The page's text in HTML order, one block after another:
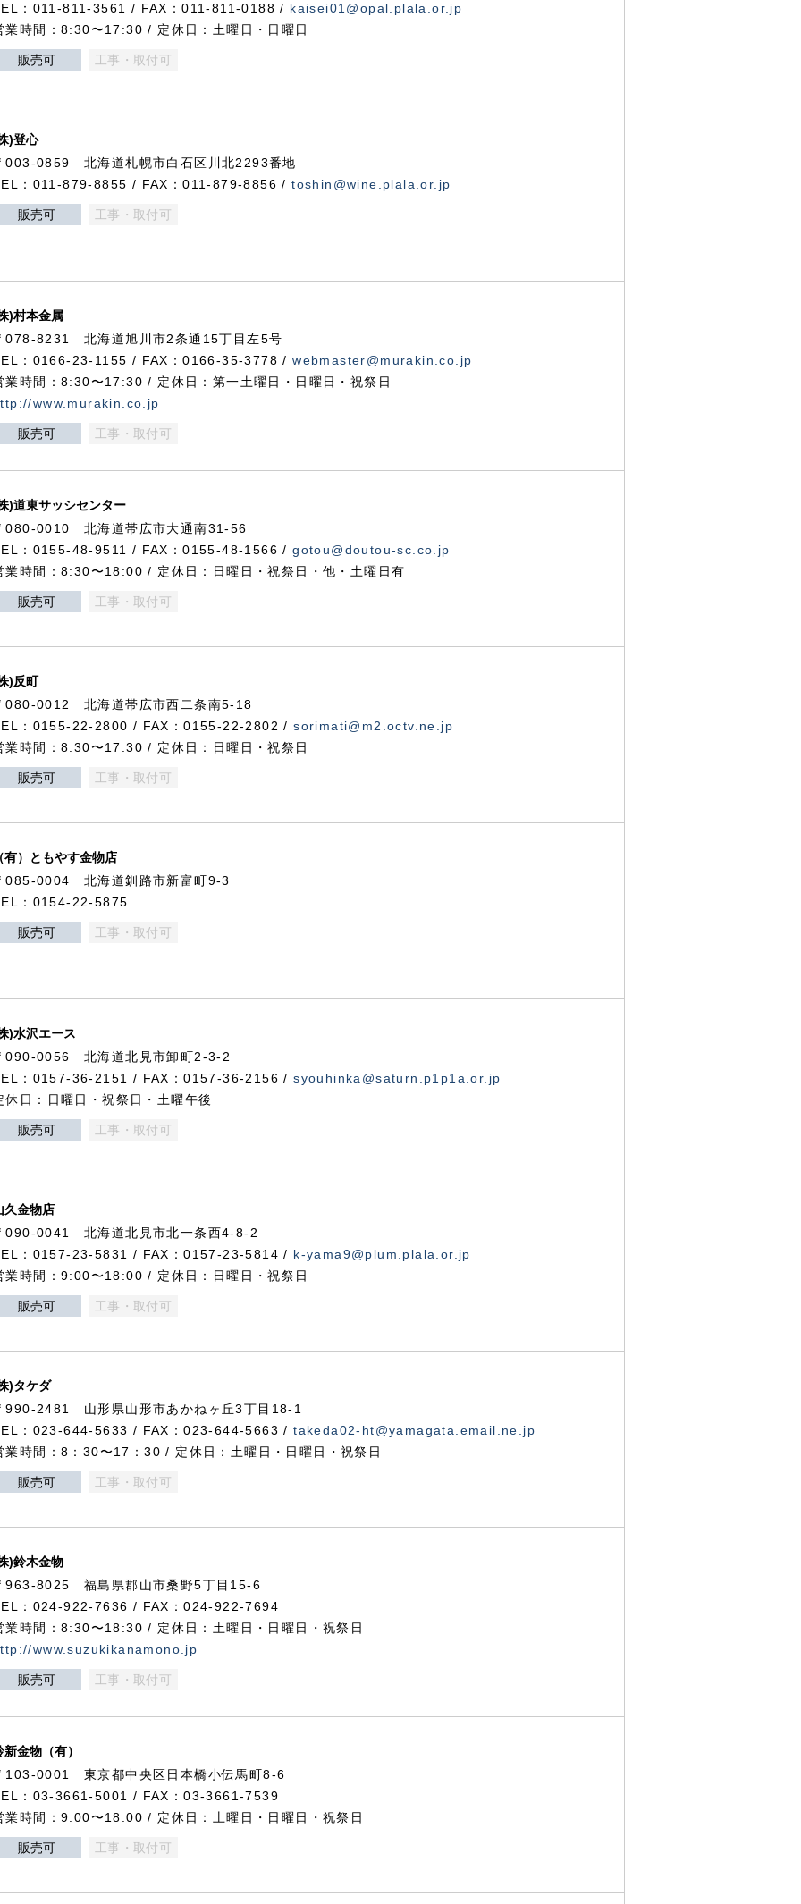
：011-811-3561 / FAX：011-811-0188 / kaisei01@opal.plala.or.jp
業時間：8:30〜17:30 / 定休日：土曜日・日曜日
販売可 工事・取付可
)登心
003-0859 北海道札幌市白石区川北2293番地
：011-879-8855 / FAX：011-879-8856 /toshin@wine.plala.or.jp
販売可 工事・取付可
)村本金属
078-8231 北海道旭川市2条通15丁目左5号
：0166-23-1155 / FAX：0166-35-3778 /webmaster@murakin.co.jp
業時間：8:30〜17:30 / 定休日：第一土曜日・日曜日・祝祭日
www.murakin.co.jp
販売可 工事・取付可
)道東サッシセンター
080-0010 北海道帯広市大通南31-56
：0155-48-9511 / FAX：0155-48-1566 /gotou@doutou-sc.co.jp
業時間：8:30〜18:00 / 定休日：日曜日・祝祭日・他・土曜日有
販売可 工事・取付可
)反町
080-0012 北海道帯広市西二条南5-18
：0155-22-2800 / FAX：0155-22-2802 /sorimati@m2.octv.ne.jp
業時間：8:30〜17:30 / 定休日：日曜日・祝祭日
販売可 工事・取付可
有）ともやす金物店
085-0004 北海道釧路市新富町9-3
：0154-22-5875
販売可 工事・取付可
)水沢エース
090-0056 北海道北見市卸町2-3-2
：0157-36-2151 / FAX：0157-36-2156 /syouhinka@saturn.p1p1a.or.jp
休日：日曜日・祝祭日・土曜午後
販売可 工事・取付可
久金物店
090-0041 北海道北見市北一条西4-8-2
：0157-23-5831 / FAX：0157-23-5814 / k-yama9@plum.plala.or.jp
業時間：9:00〜18:00 / 定休日：日曜日・祝祭日
販売可 工事・取付可
)タケダ
990-2481 山形県山形市あかねヶ丘3丁目18-1
：023-644-5633 / FAX：023-644-5663 /takeda02-ht@yamagata.email.ne.jp
業時間：8：30〜17：30 / 定休日：土曜日・日曜日・祝祭日
販売可 工事・取付可
)鈴木金物
963-8025 福島県郡山市桑野5丁目15-6
：024-922-7636 / FAX：024-922-7694
業時間：8:30〜18:30 / 定休日：土曜日・日曜日・祝祭日
www.suzukikanamono.jp
販売可 工事・取付可
新金物（有）
103-0001 東京都中央区日本橋小伝馬町8-6
：03-3661-5001 / FAX：03-3661-7539
業時間：9:00〜18:00 / 定休日：土曜日・日曜日・祝祭日
販売可 工事・取付可